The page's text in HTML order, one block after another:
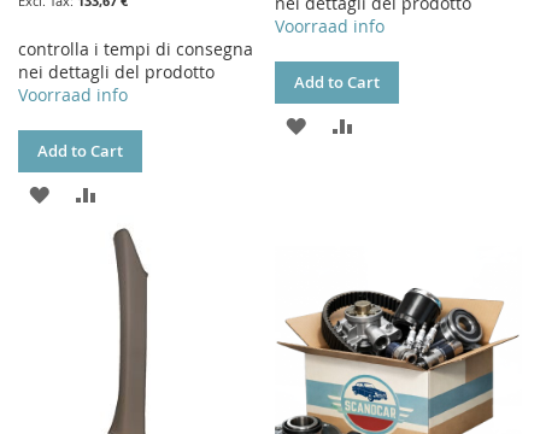
controlla i tempi di consegna
nei dettagli del prodotto
Voorraad info
Add to Cart
ADD
TO
COMPARE
Voorraad info
Add to Cart
ADD